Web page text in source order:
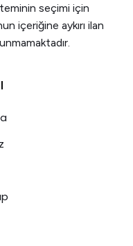
seçimi için
içeriğine aykırı ilan